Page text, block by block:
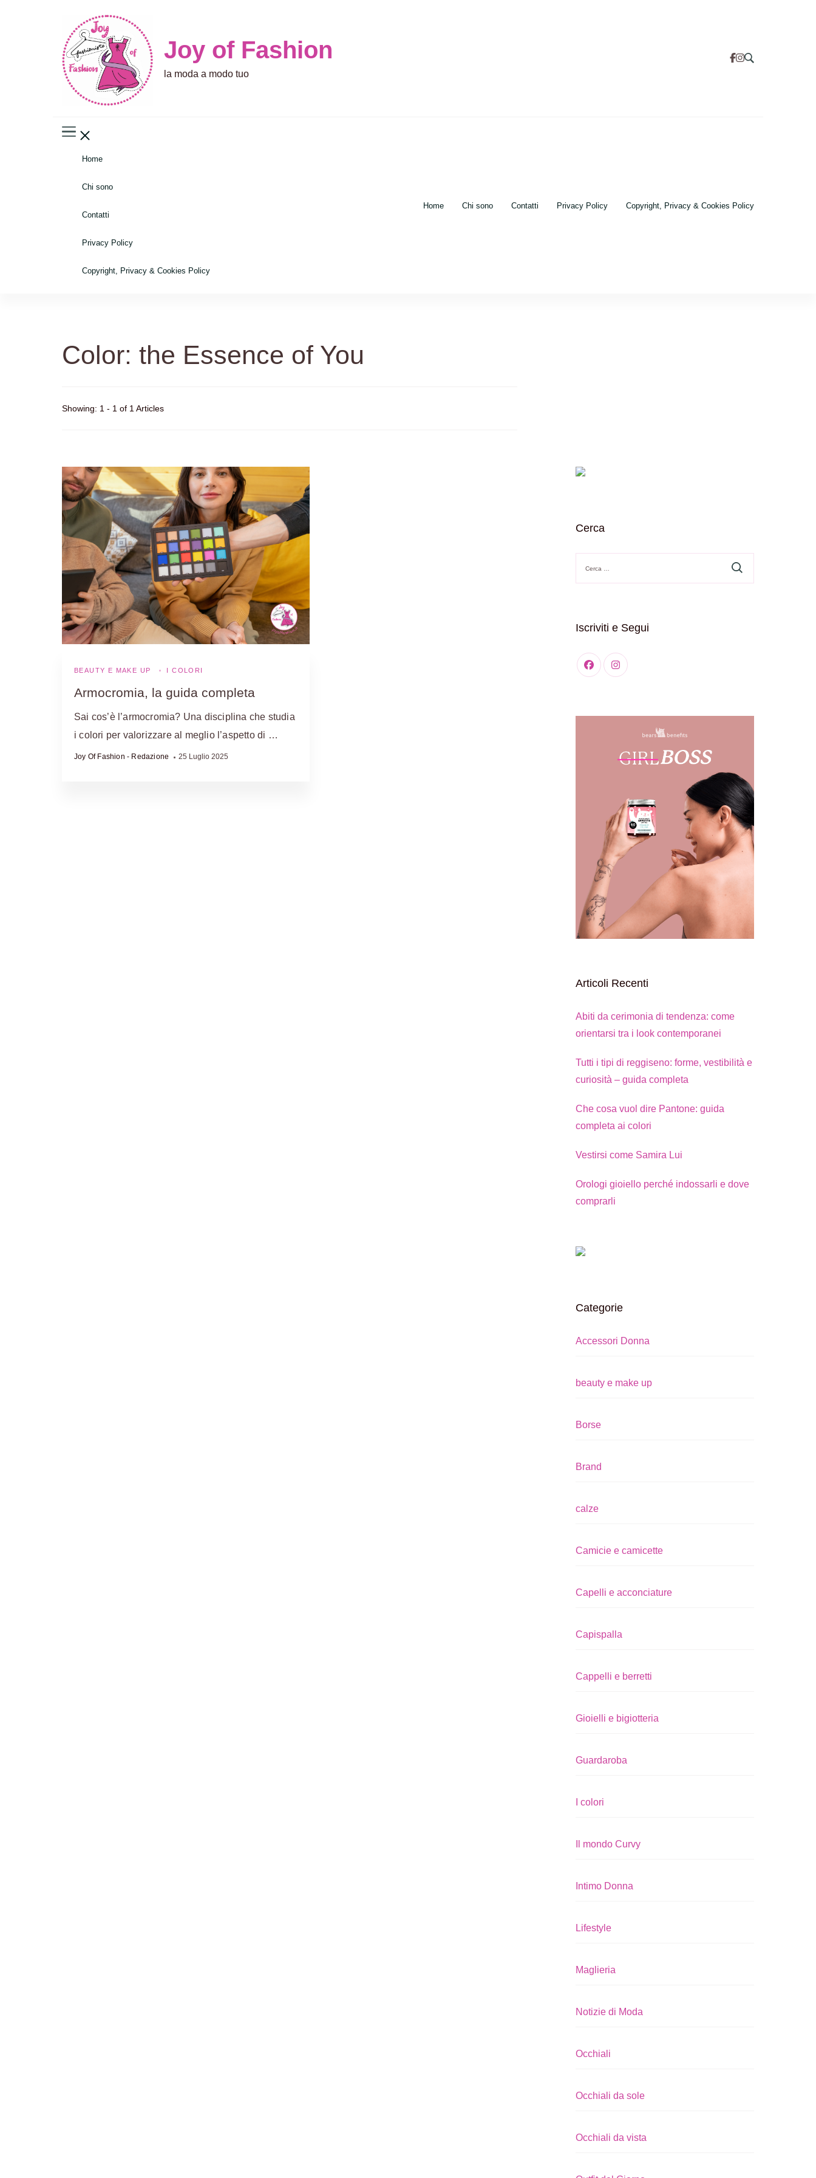
Joy of Fashion
la moda a modo tuo
Home
Chi sono
Contatti
Privacy Policy
Copyright, Privacy & Cookies Policy
Home Chi sono Contatti Privacy Policy Copyright, Privacy & Cookies Policy
Color: the Essence of You
Showing: 1 - 1 of 1 Articles
BEAUTY E MAKE UP I COLORI
Armocromia, la guida completa
Sai cos’è l’armocromia? Una disciplina che studia
i colori per valorizzare al meglio l’aspetto di …
Joy Of Fashion - Redazione 25 Luglio 2025
Cerca
per:
Iscriviti e Segui
Articoli Recenti
Abiti da cerimonia di tendenza: come
orientarsi tra i look contemporanei
Tutti i tipi di reggiseno: forme, vestibilità e
curiosità – guida completa
Che cosa vuol dire Pantone: guida
completa ai colori
Vestirsi come Samira Lui
Orologi gioiello perché indossarli e dove
comprarli
Categorie
Accessori Donna
beauty e make up
Borse
Brand
calze
Camicie e camicette
Capelli e acconciature
Capispalla
Cappelli e berretti
Gioielli e bigiotteria
Guardaroba
I colori
Il mondo Curvy
Intimo Donna
Lifestyle
Maglieria
Notizie di Moda
Occhiali
Occhiali da sole
Occhiali da vista